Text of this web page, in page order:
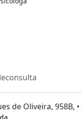
de Oliveira, 958B, •